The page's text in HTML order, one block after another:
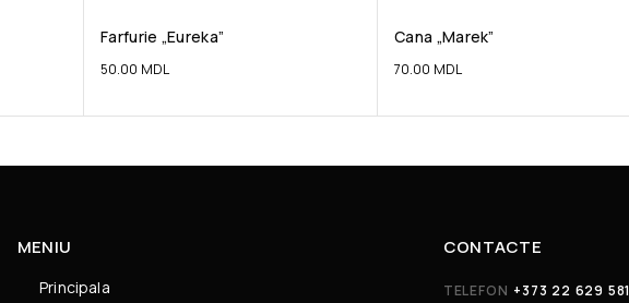
Farfurie „Eureka”
50.00 MDL
Cana „Marek”
70.00 MDL
MENIU
Principala
CONTACTE
TELEFON +373 22 629 581